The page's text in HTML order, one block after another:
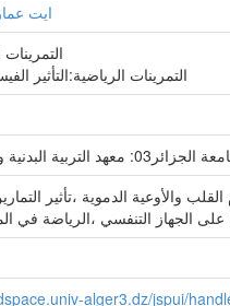
ايت
التمرينات الرياضية:التأثير
معهد التربية البدنية والرياضة
والأوعية الدموية ،تأثير
alger3.dz/jspui/